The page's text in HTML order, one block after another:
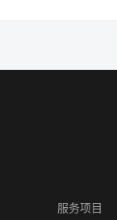
服务项目